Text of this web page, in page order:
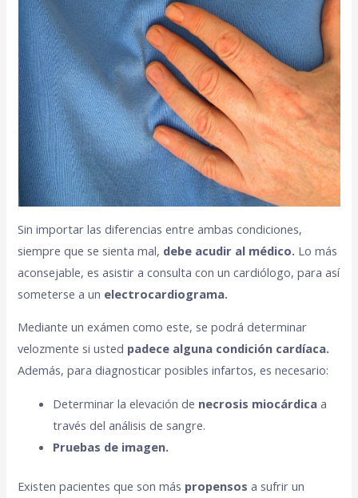
Sin importar las diferencias entre ambas condiciones,
siempre que se sienta mal, debe acudir al médico. Lo más
aconsejable, es asistir a consulta con un cardiólogo, para así
someterse a un electrocardiograma.
Mediante un exámen como este, se podrá determinar
velozmente si usted padece alguna condición cardíaca.
Además, para diagnosticar posibles infartos, es necesario:
Determinar la elevación de necrosis miocárdicaa
través del análisis de sangre.
Pruebas de imagen.
Existen pacientes que son más propensosa sufrir un